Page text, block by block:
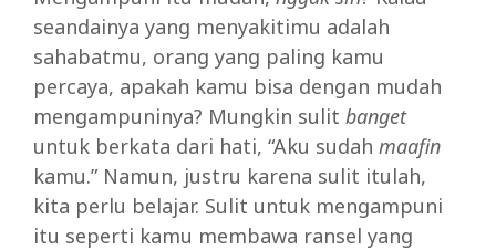
seandainya yang menyakitimu adalah
sahabatmu, orang yang paling kamu
percaya, apakah kamu bisa dengan mudah
mengampuninya? Mungkin sulit banget
untuk berkata dari hati, “Aku sudah maafin
kamu.” Namun, justru karena sulit itulah,
kita perlu belajar. Sulit untuk mengampuni
itu seperti kamu membawa ransel yang